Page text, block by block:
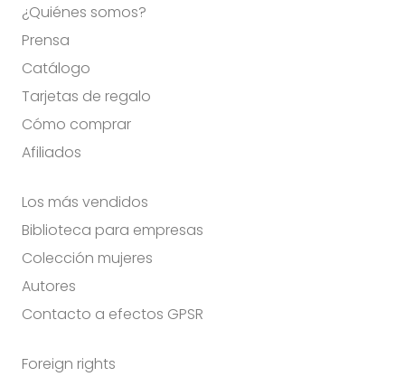
¿Quiénes somos?
Prensa
Catálogo
Tarjetas de regalo
Cómo comprar
Afiliados
Los más vendidos
Biblioteca para empresas
Colección mujeres
Autores
Contacto a efectos GPSR
Foreign rights